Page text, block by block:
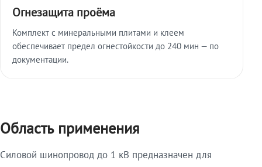
Огнезащита проёма
Комплект с минеральными плитами и клеем
обеспечивает предел огнестойкости до 240 мин — по
документации.
Область применения
Силовой шинопровод до 1 кВ предназначен для